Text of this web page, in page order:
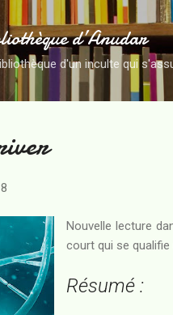
d’Anudar
d'un inculte qui
Nouvelle lecture
court qui se qualifie
Résumé :